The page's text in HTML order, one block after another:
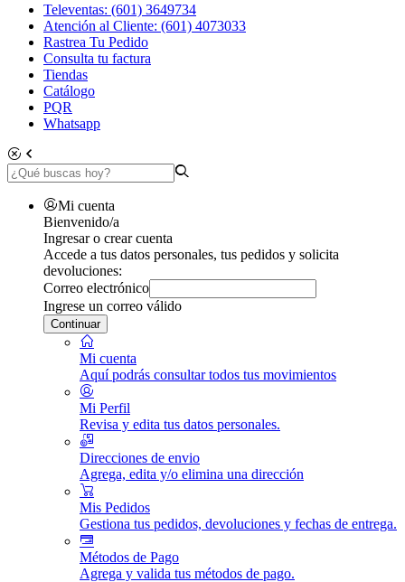
Televentas: (601) 3649734
Atención al Cliente: (601) 4073033
Rastrea Tu Pedido
Consulta tu factura
Tiendas
Catálogo
PQR
Whatsapp
Mi cuenta
Bienvenido/a
Ingresar o crear cuenta
Accede a tus datos personales, tus pedidos y solicita
devoluciones:
Correo electrónico
Ingrese un correo válido
Continuar
Mi cuenta
Aquí podrás consultar todos tus movimientos
Mi Perfil
Revisa y edita tus datos personales.
Direcciones de envio
Agrega, edita y/o elimina una dirección
Mis Pedidos
Gestiona tus pedidos, devoluciones y fechas de entrega.
Métodos de Pago
Agrega y valida tus métodos de pago.